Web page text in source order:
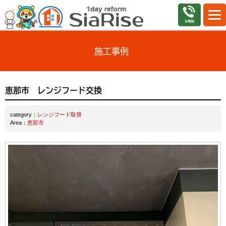
施工事例
恵那市 レンジフード交換
category： レンジフード取替
Area： 恵那市